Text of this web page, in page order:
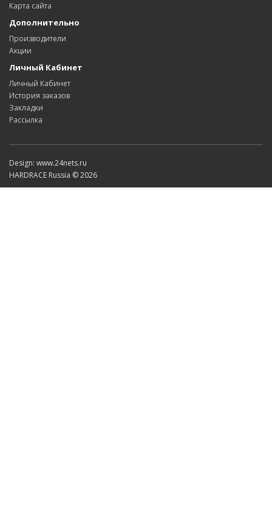
Карта сайта
Дополнительно
Производители
Акции
Личный Кабинет
Личный Кабинет
История заказов
Закладки
Рассылка
Design: www.24nets.ru
HARDRACE Russia © 2026